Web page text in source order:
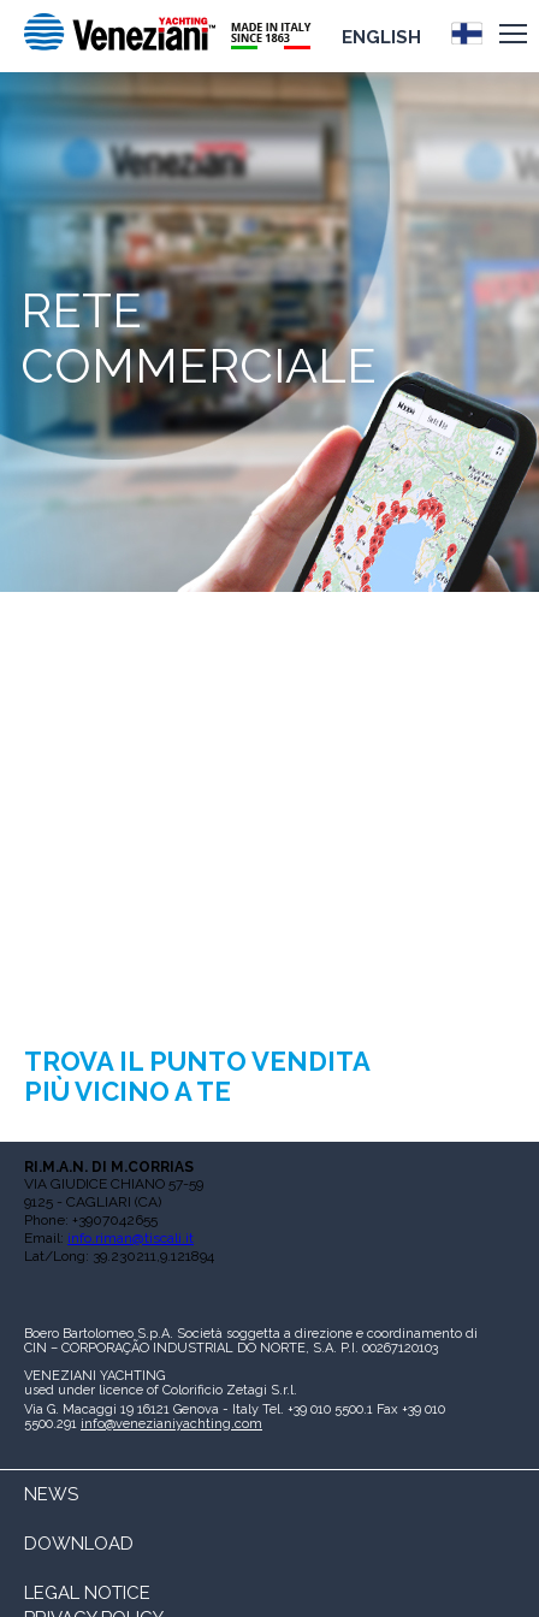
ENGLISH
RETE
COMMERCIALE
TROVA IL PUNTO VENDITA
PIÙ VICINO A TE
RI.M.A.N. DI M.CORRIAS
VIA GIUDICE CHIANO 57-59
9125 - CAGLIARI (CA)
Phone: +3907042655
Email: info.riman@tiscali.it
Lat/Long: 39.230211,9.121894
Boero Bartolomeo S.p.A. Società soggetta a direzione e coordinamento di
CIN – CORPORAÇÃO INDUSTRIAL DO NORTE, S.A. P.I. 00267120103
VENEZIANI YACHTING
used under licence of Colorificio Zetagi S.r.l.
Via G. Macaggi 19 16121 Genova - Italy Tel. +39 010 5500.1 Fax +39 010
5500.291 info@venezianiyachting.com
NEWS
DOWNLOAD
LEGAL NOTICE